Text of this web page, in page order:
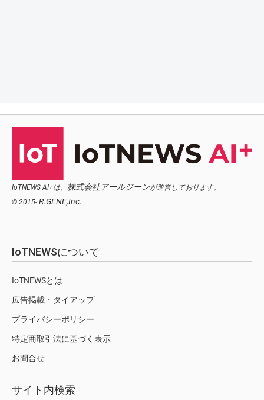
IoTNEWS AI+は、 株式会社アールジーンが運営しております。
© 2015- R.GENE,Inc.
IoTNEWSについて
IoTNEWSとは
広告掲載・タイアップ
プライバシーポリシー
特定商取引法に基づく表示
お問合せ
サイト内検索